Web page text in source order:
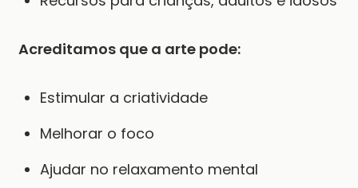
Acreditamos que a arte pode:
Estimular a criatividade
Melhorar o foco
Ajudar no relaxamento mental